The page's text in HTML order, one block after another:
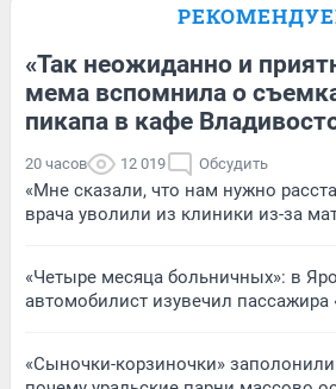
«Так неожиданно и
мема вспомнила о
пикапа в кафе
20 часов 12 019 Обсудить
«Мне сказали, что нам нужно
врача уволили из клиники из-за
«Четыре месяца больничных»: в
автомобилист изувечил пассажира
«Сыночки-корзиночки» заполонили